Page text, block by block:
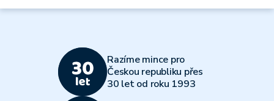
Razíme mince pro
Českou republiku přes
30 let od roku 1993